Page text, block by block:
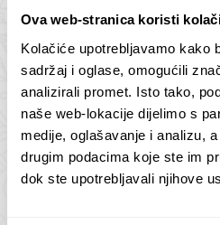
Ova web-stranica koristi
Kolačiće upotrebljavamo kako
sadržaj i oglase, omogućili
analizirali promet. Isto tako,
naše web-lokacije dijelimo s
medije, oglašavanje i analizu,
drugim podacima koje ste im
dok ste upotrebljavali njihove
Butan – ljudi 2
75,00€ – 138,00€Raspon
cijena:
od
75,00 €
ODABERI OPCIJE